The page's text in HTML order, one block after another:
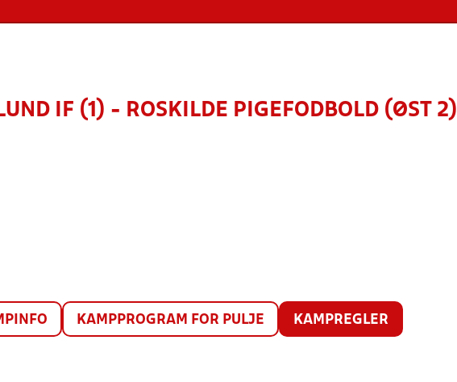
IF (1) - ROSKILDE PIGEFODBOLD (ØST 2)
KAMPPROGRAM FOR PULJE KAMPREGLER